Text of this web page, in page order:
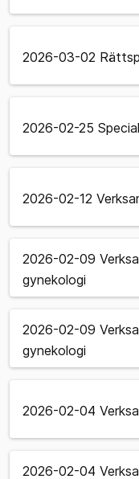
2026-03-02
2026-02-25
2026-02-12
2026-02-09
gynekologi
2026-02-09
gynekologi
2026-02-04
2026-02-04